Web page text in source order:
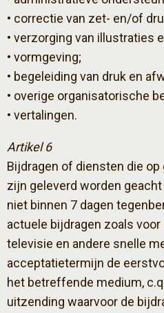
• correctie van zet- en/of
• verzorging van illustraties
• vormgeving;
• begeleiding van druk en
• overige organisatorische
• vertalingen.
Artikel 6
Bijdragen of diensten die
zijn geleverd worden
niet binnen 7 dagen
actuele bijdragen zoals voor
televisie en andere snelle
acceptatietermijn de
het betreffende medium,
uitzending waarvoor de